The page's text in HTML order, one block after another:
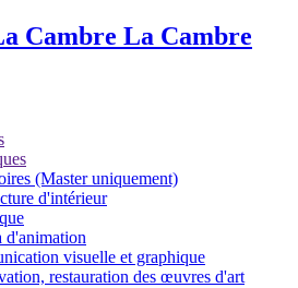
La Cambre
(Master uniquement)
d'intérieur
d'animation
visuelle et graphique
restauration des œuvres d'art